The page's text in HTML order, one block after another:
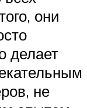
они
делает
не